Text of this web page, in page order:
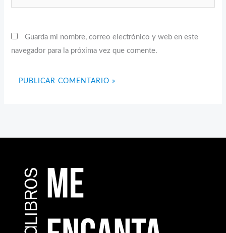
Guarda mi nombre, correo electrónico y web en este
navegador para la próxima vez que comente.